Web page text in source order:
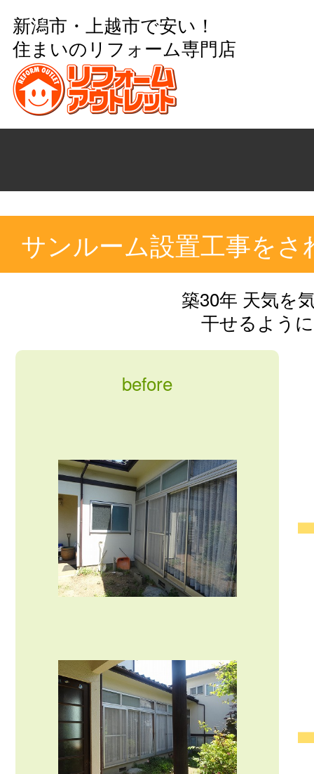
新潟市・上越市で安い！
住まいのリフォーム専門店
サンルーム設置工事を
築30年 天気を
干せるよう
before